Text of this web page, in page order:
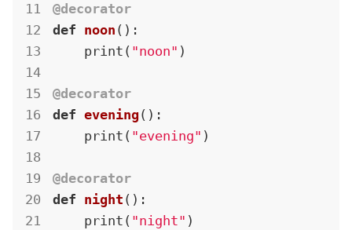
@decorator
def noon () :
    print(
"noon" )
@decorator
def evening() :
    print(
"evening" )
@decorator
def night () :
    print(
"night" )